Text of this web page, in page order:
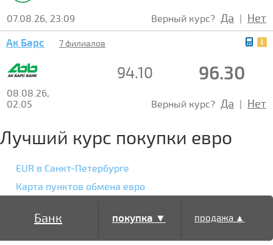
07.08.26, 23:09 Верный курс? Да | Нет
Ак Барс 7 филиалов
94.10 96.30
08.08.26,
02:05
Верный курс? Да | Нет
Лучший курс покупки евро
EUR в Санкт-Петербурге
Карта пунктов обмена евро
Банк покупка ▼ продажа ▲